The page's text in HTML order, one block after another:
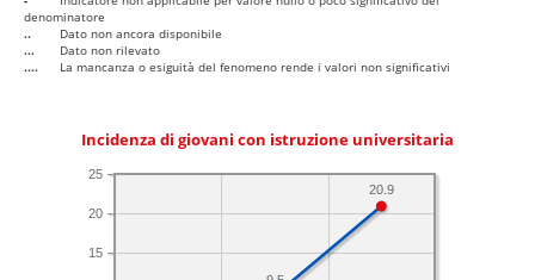
denominatore
..
Dato non ancora disponibile
...
Dato non rilevato
....
La mancanza o esiguità del fenomeno rende i valori non significativi
Incidenza di giovani con istruzione universitaria
15
20
25
20.9